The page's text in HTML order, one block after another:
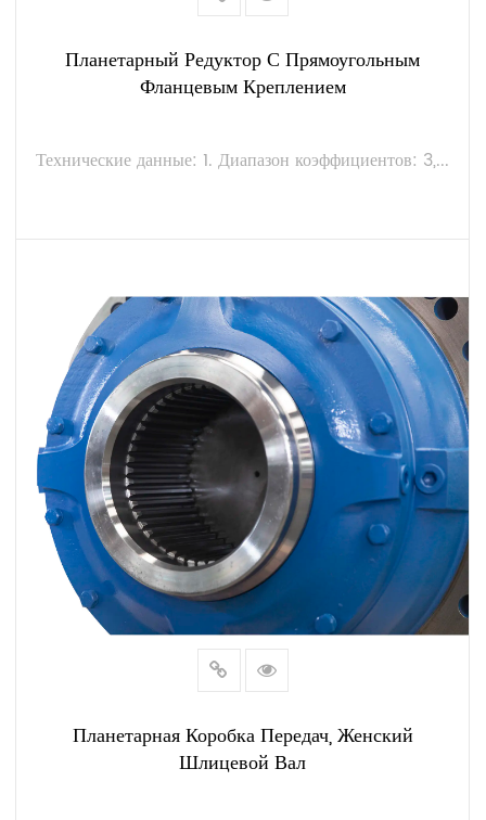
Планетарный Редуктор С Прямоугольным
Фланцевым Креплением
Технические данные: 1. Диапазон коэффициентов: 3,...
Планетарная Коробка Передач, Женский
Шлицевой Вал